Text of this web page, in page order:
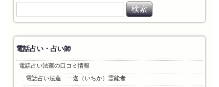
検
索
電話占い・占い師
電話占い法蓮の口コミ情報
電話占い法蓮 一迦（いちか）霊能者